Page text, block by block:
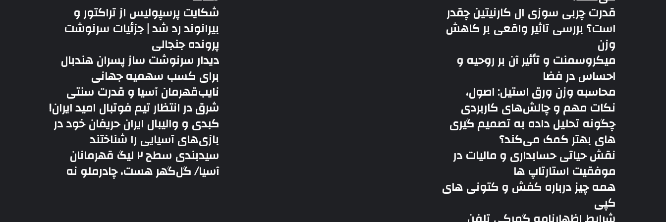
قدرت چربی سوزی ال کارنیتین چقدر
است؟ بررسی تاثیر واقعی بر کاهش
وزن
میکروسمنت و تأثیر آن بر روحیه و
احساس در فضا
محاسبه وزن ورق استیل: اصول،
نکات مهم و چالش‌های کاربردی
چگونه تحلیل داده به تصمیم گیری
های بهتر کمک می‌کند؟
نقش حیاتی حسابداری و مالیات در
موفقیت استارتاپ ها
همه چیز درباره کفش و کتونی های
کپی
شکایت پرسپولیس از تراکتور و
بیرانوند رد شد | جزئیات سرنوشت
پرونده جنجالی
دیدار سرنوشت ساز پسران هندبال
برای کسب سهمیه جهانی
نایب‌قهرمان آسیا و قدرت سنتی
شرق در انتظار تیم فوتبال امید ایران!
کبدی و والیبال ایران حریفان خود در
بازی‌های آسیایی را شناختند
سیدبندی سطح ۲ لیگ قهرمانان
آسیا/ گل‌گهر هست، چادرملو نه